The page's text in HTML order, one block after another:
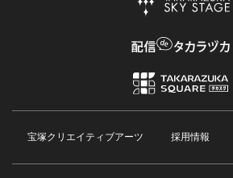
宝塚クリエイティブアーツ 採用情報